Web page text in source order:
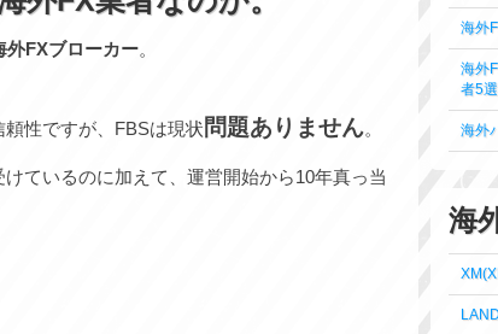
外FXブローカー。
頼性ですが、FBSは現状 問題ありません。
ているのに加えて、運営開始から10年真っ当
海外
海外
者5
海外
海